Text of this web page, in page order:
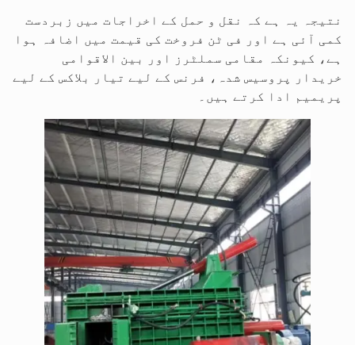
نتیجہ یہ ہے کہ نقل و حمل کے اخراجات میں زبردست
کمی آئی ہے اور فی ٹن فروخت کی قیمت میں اضافہ ہوا
ہے، کیونکہ مقامی سملٹرز اور بین الاقوامی
خریدار پروسیس شدہ، فرنس کے لیے تیار بلاکس کے لیے
پریمیم ادا کرتے ہیں۔